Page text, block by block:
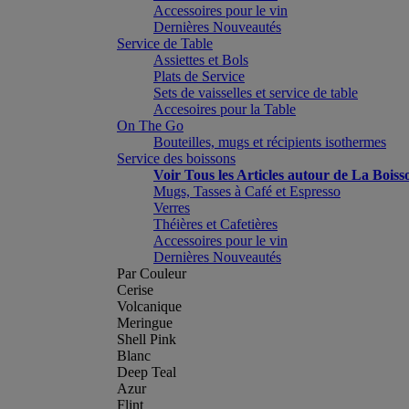
Accessoires pour le vin
Dernières Nouveautés
Service de Table
Assiettes et Bols
Plats de Service
Sets de vaisselles et service de table
Accesoires pour la Table
On The Go
Bouteilles, mugs et récipients isothermes
Service des boissons
Voir Tous les Articles autour de La
Mugs, Tasses à Café et Espresso
Verres
Théières et Cafetières
Accessoires pour le vin
Dernières Nouveautés
Par Couleur
Cerise
Volcanique
Meringue
Shell Pink
Blanc
Deep Teal
Azur
Flint